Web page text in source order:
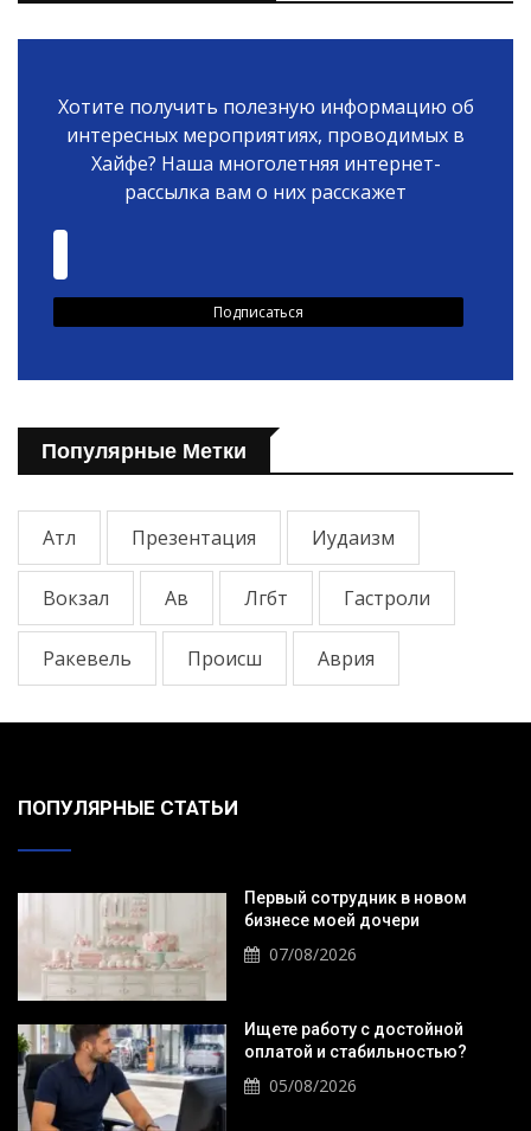
Хотите получить полезную информацию об
интересных мероприятиях, проводимых в
Хайфе? Наша многолетняя интернет-
рассылка вам о них расскажет
Популярные Метки
Атл Презентация Иудаизм
Вокзал Ав Лгбт Гастроли
Ракевель Происш Аврия
ПОПУЛЯРНЫЕ СТАТЬИ
Первый сотрудник в новом
бизнесе моей дочери
07/08/2026
Ищете работу с достойной
оплатой и стабильностью?
05/08/2026